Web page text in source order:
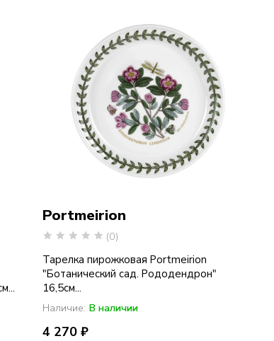
Portmeirion
(0)
Тарелка пирожковая Portmeirion
"Ботанический сад. Рододендрон"
16,5см...
Наличие: В наличии
4 270 ₽